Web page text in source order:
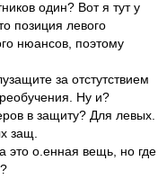
один? Вот я тут у
позиция левого
нюансов, поэтому
за отстутствием
Ну и?
в защиту? Для левых.
защ.
это о.енная вещь, но где